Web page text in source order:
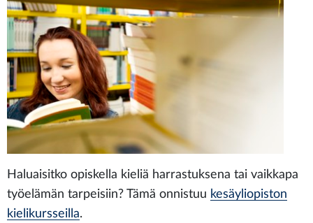
Haluaisitko opiskella kieliä harrastuksena tai vaikkapa
työelämän tarpeisiin? Tämä onnistuu kesäyliopiston
kielikursseilla.